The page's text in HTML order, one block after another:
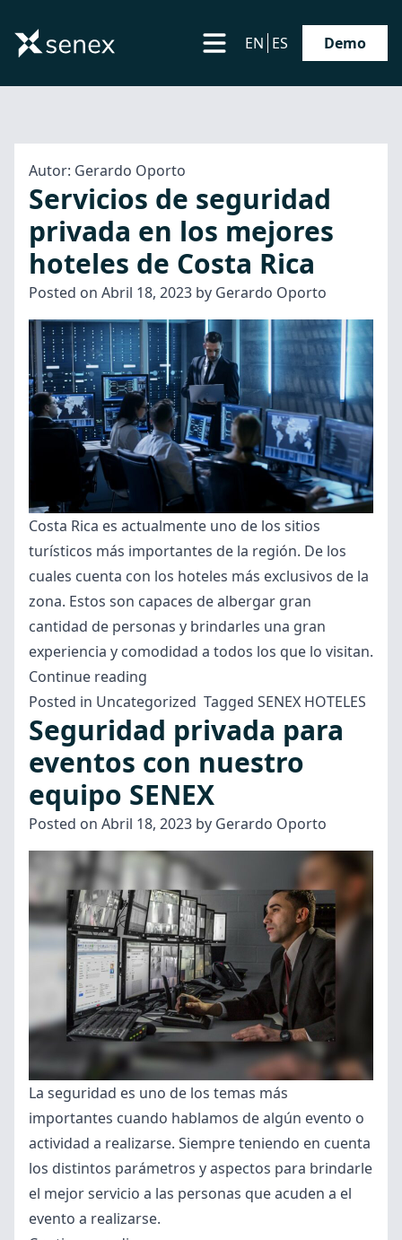
EN ES Demo
Autor: Gerardo Oporto
Servicios de seguridad
privada en los mejores
hoteles de Costa Rica
Posted on Abril 18, 2023 by Gerardo Oporto
Costa Rica es actualmente uno de los sitios
turísticos más importantes de la región. De los
cuales cuenta con los hoteles más exclusivos de la
zona. Estos son capaces de albergar gran
cantidad de personas y brindarles una gran
experiencia y comodidad a todos los que lo visitan.
Continue reading
de
seguridad
privada
en
los
mejores
hoteles
Costa
Rica”
Posted in Uncategorized Tagged SENEX HOTELES
Seguridad privada para
eventos con nuestro
equipo SENEX
Posted on Abril 18, 2023 by Gerardo Oporto
La seguridad es uno de los temas más
importantes cuando hablamos de algún evento o
actividad a realizarse. Siempre teniendo en cuenta
los distintos parámetros y aspectos para brindarle
el mejor servicio a las personas que acuden a el
evento a realizarse.